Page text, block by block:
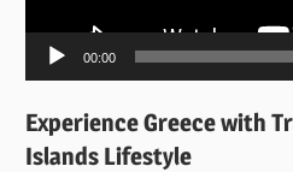
00:00
Experience Greece with
Islands Lifestyle